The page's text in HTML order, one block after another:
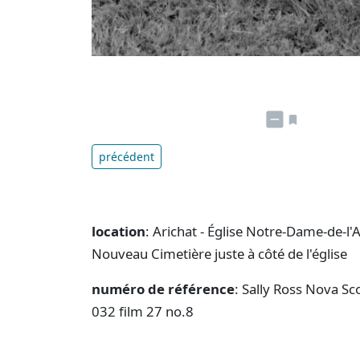
précédent
location: Arichat - Église Notre-Dame-de-
Nouveau Cimetière juste à côté de l'église
numéro de référence: Sally Ross Nova
032 film 27 no.8